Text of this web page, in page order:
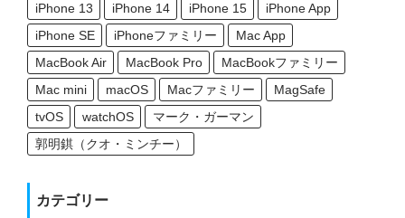
iPhone 13
iPhone 14 iPhone 15
iPhone App
iPhone SE
iPhoneファミリー
Mac App
MacBook Air
MacBook Pro
MacBookファミリー
Mac mini
macOS Macファミリー
MagSafe
tvOS
watchOS
マーク・ガーマン
郭明錤（クオ・ミンチー）
カテゴリー